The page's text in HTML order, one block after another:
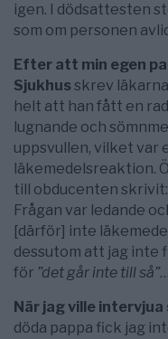
igen. I dödsattesten
som om personen
Efter att min egen
Sjukhusskrev
helt att han fått en
lugnande och
uppsvullen, vilket var
läkemedelsreaktion.
till obducenten
Frågan var ledande
[därför] inte
dessutom att jag inte
för ”det går inte till så”…
När jag ville
döda pappa fick jag